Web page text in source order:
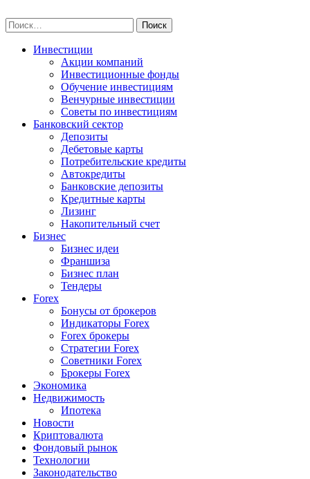
to
content
Найти:
Инвестиции
Акции компаний
Инвестиционные фонды
Обучение инвестициям
Венчурные инвестиции
Советы по инвестициям
Банковский сектор
Депозиты
Дебетовые карты
Потребительские кредиты
Автокредиты
Банковские депозиты
Кредитные карты
Лизинг
Накопительный счет
Бизнес
Бизнес идеи
Франшиза
Бизнес план
Тендеры
Forex
Бонусы от брокеров
Индикаторы Forex
Forex брокеры
Стратегии Forex
Советники Forex
Брокеры Forex
Экономика
Недвижимость
Ипотека
Новости
Криптовалюта
Фондовый рынок
Технологии
Законодательство